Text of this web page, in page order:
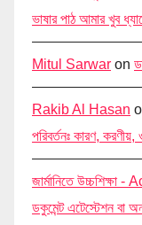
ভাষার পাঠ আমার খুব
Mitul Sarwar on
Rakib Al Hasan
পরিবর্তনঃ কারণ, করণীয়,
জার্মানিতে
ডকুমেন্ট এটেস্টেশন বা